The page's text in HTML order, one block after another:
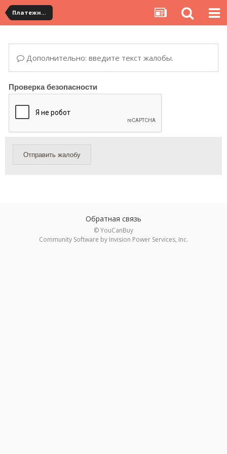
Платежная система ALIPAY и оплата банковскими картами
Дополнительно: введите текст жалобы.
Проверка безопасности
Отправить жалобу
Обратная связь
© YouCanBuy
Community Software by Invision Power Services, Inc.